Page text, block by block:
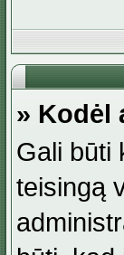
» Kodėl
Gali būti
teisingą